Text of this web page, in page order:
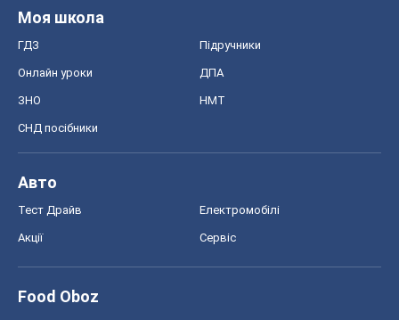
Моя школа
ГДЗ Підручники
Онлайн уроки ДПА
ЗНО НМТ
СНД посібники
Авто
Тест Драйв Електромобілі
Акції Сервіс
Food Oboz